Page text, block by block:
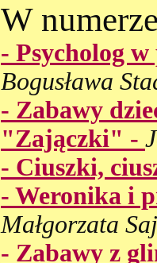
W
- Psycholog
Bogusława
- Zabawy
"Zajączki" -
- Ciuszki,
- Weronika i
Małgorzata
- Zabawy z